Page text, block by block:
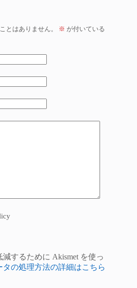
とはありません。 ※ が付いている
するために Akismet を使っ
タの処理方法の詳細はこちら